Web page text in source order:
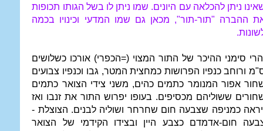
ניתן להכלאה עם היונים. שמו ניתן לו בשל הגותו תכופות
ההברה "תור-תור", מכאן גם שמו המדעי וכינויו בכמה
סימני ההיכר של התור המצוי (=הכפרי) אורכו כשלושים
ורוחב כנפיו הפרושות כמחצית המטר, גבו וכנפיו צבועים
אפור המנומר כתמים כהים, משני צידי הצואר כתמים
ששוליהם מכסיפים. בעופו יפרוש התור את זנבו ואז
כמניפה שצבעה חום שחרחר ושוליה לבנים. הצוצלת -
חום-אדמדם כצבע היין ובצידו הקידמי של הצואר